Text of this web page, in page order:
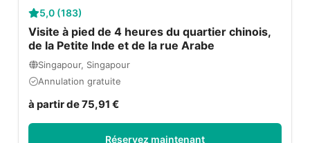
5,0 (183)
Visite à pied de 4 heures du quartier chinois,
de la Petite Inde et de la rue Arabe
Singapour, Singapour
Annulation gratuite
à partir de 75,91 €
Réservez maintenant